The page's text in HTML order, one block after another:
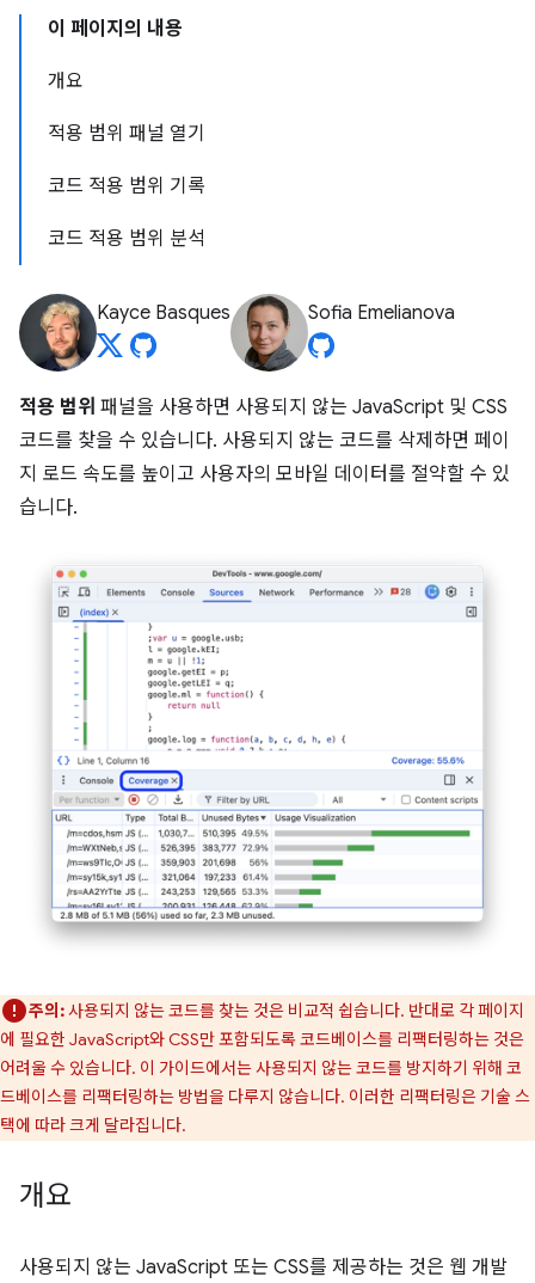
이 페이지의 내용
개요
적용 범위 패널 열기
코드 적용 범위 기록
코드 적용 범위 분석
Kayce Basques Sofia Emelianova
적용 범위 패널을 사용하면 사용되지 않는 JavaScript 및 CSS
코드를 찾을 수 있습니다. 사용되지 않는 코드를 삭제하면 페이
지 로드 속도를 높이고 사용자의 모바일 데이터를 절약할 수 있
습니다.
주의:사용되지 않는 코드를 찾는 것은 비교적 쉽습니다. 반대로 각 페이지
에 필요한 JavaScript와 CSS만 포함되도록 코드베이스를 리팩터링하는 것은
어려울 수 있습니다. 이 가이드에서는 사용되지 않는 코드를 방지하기 위해 코
드베이스를 리팩터링하는 방법을 다루지 않습니다. 이러한 리팩터링은 기술 스
택에 따라 크게 달라집니다.
개요
사용되지 않는 JavaScript 또는 CSS를 제공하는 것은 웹 개발